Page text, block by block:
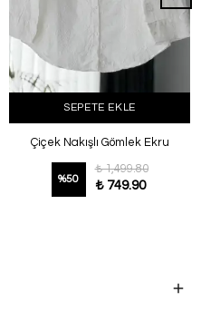
SEPETE EKLE
Çiçek Nakışlı Gömlek Ekru
%50
₺ 1,499.80
₺ 749.90